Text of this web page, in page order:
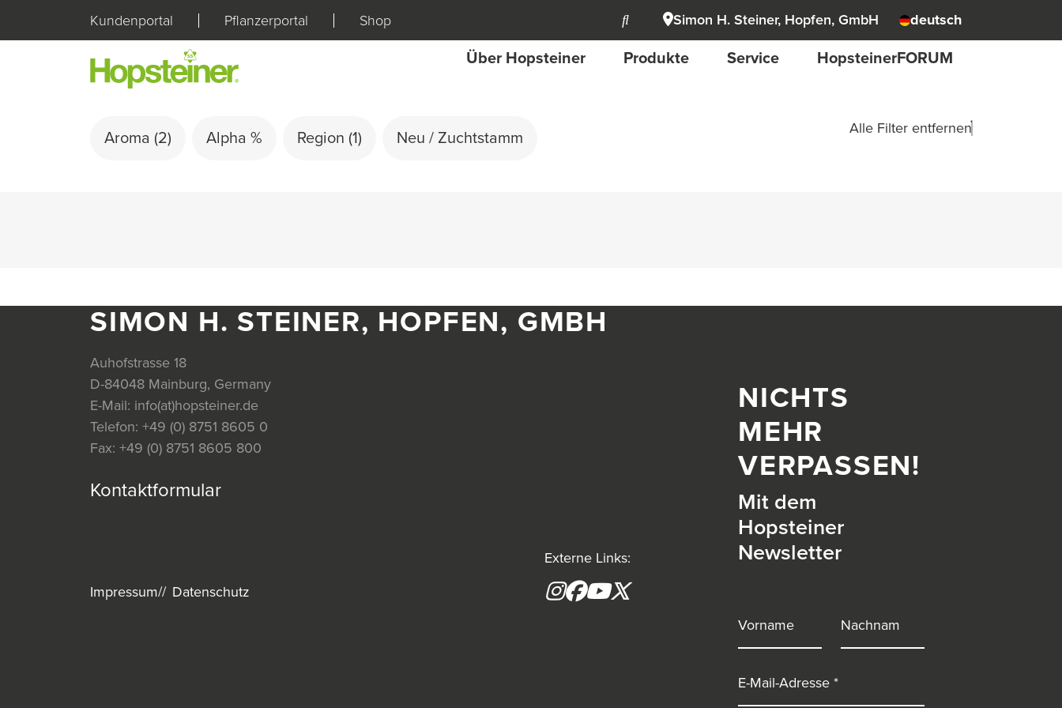
Kundenportal Pflanzerportal Shop Simon H. Steiner, Hopfen, GmbH deutsch
Über Hopsteiner Produkte Service HopsteinerFORUM
Aroma (2) Alpha % Region (1) Neu / Zuchtstamm
Alle Filter entfernen
SIMON H. STEINER, HOPFEN, GMBH
Auhofstrasse 18
D-84048 Mainburg, Germany
E-Mail: info(at)hopsteiner.de
Telefon: +49 (0) 8751 8605 0
Fax: +49 (0) 8751 8605 800
Kontaktformular
Externe Links:
Instagram
Facebook
YouTube
Impressum Datenschutz
NICHTS
MEHR
VERPASSEN!
Mit dem
Hopsteiner
Newsletter